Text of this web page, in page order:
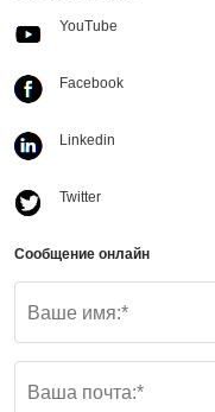
YouTube
Facebook
Linkedin
Twitter
Сообщение онлайн